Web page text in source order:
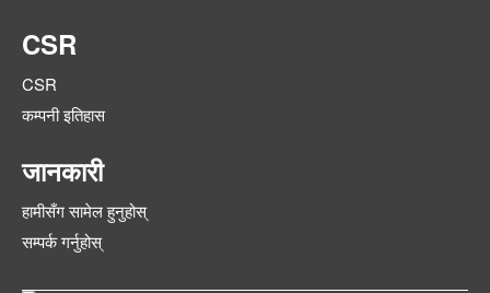
CSR
CSR
कम्पनी इतिहास
जानकारी
हामीसँग सामेल हुनुहोस्
सम्पर्क गर्नुहोस्